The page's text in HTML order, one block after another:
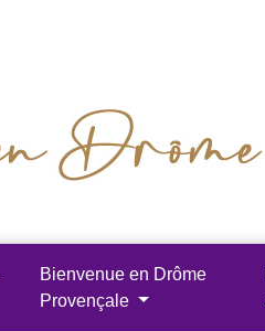
Bienvenue en Drôme
Provençale